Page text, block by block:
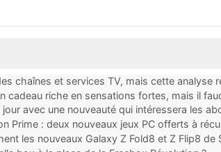
chaînes et services TV, mais cette analyse
cadeau riche en sensations fortes, mais il
jour avec une nouveauté qui intéressera les
Prime : deux nouveaux jeux PC offerts à
les nouveaux Galaxy Z Fold8 et Z Flip8 de